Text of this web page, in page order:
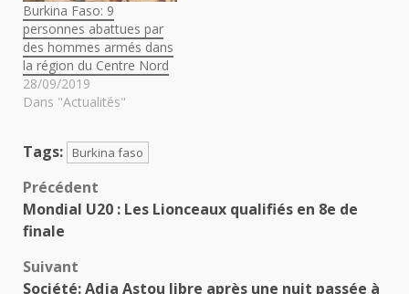
Burkina Faso: 9
personnes abattues par
des hommes armés dans
la région du Centre Nord
28/09/2019
Dans "Actualités"
Tags: Burkina faso
Navigation
d’article
Précédent
Mondial U20 : Les Lionceaux qualifiés en 8e de
finale
Suivant
Société: Adja Astou libre après une nuit passée à